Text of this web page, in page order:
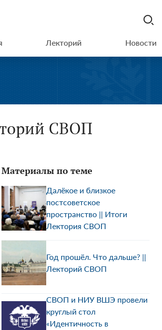
Лекторий Новости
СВОП
Материалы по теме
Далёкое и близкое
постсоветское
пространство || Итоги
Лектория СВОП
Год прошёл. Что дальше? ||
Лекторий СВОП
СВОП и НИУ ВШЭ провели
круглый стол
«Идентичность в